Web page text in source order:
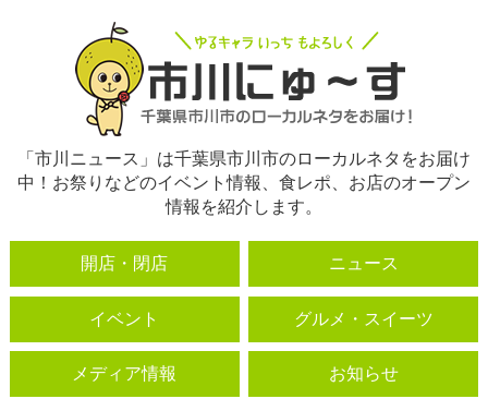
「市川ニュース」は千葉県市川市のローカルネタをお届け
中！お祭りなどのイベント情報、食レポ、お店のオープン
情報を紹介します。
開店・閉店 ニュース
イベント グルメ・スイーツ
メディア情報 お知らせ